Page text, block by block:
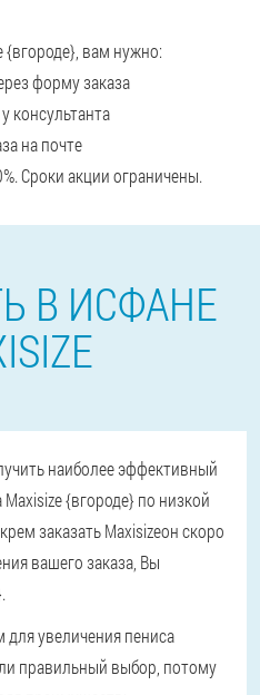
{вгороде}, вам нужно:
форму заказа
консультанта
на почте
Сроки акции ограничены.
В ИСФАНЕ
наиболее эффективный
{вгороде} по низкой
заказать Maxisizeон скоро
вашего заказа, Вы
увеличения пениса
правильный выбор, потому